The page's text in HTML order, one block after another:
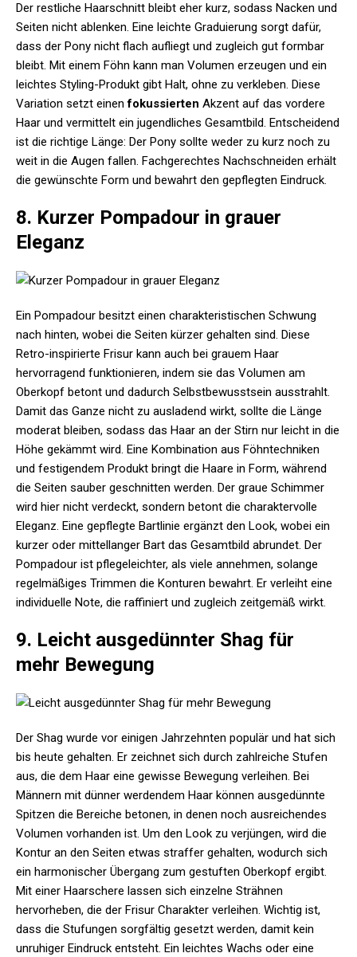
Der restliche Haarschnitt bleibt eher kurz, sodass Nacken und
Seiten nicht ablenken. Eine leichte Graduierung sorgt dafür,
dass der Pony nicht flach aufliegt und zugleich gut formbar
bleibt. Mit einem Föhn kann man Volumen erzeugen und ein
leichtes Styling-Produkt gibt Halt, ohne zu verkleben. Diese
Variation setzt einenfokussierten Akzent auf das vordere
Haar und vermittelt ein jugendliches Gesamtbild. Entscheidend
ist die richtige Länge: Der Pony sollte weder zu kurz noch zu
weit in die Augen fallen. Fachgerechtes Nachschneiden erhält
die gewünschte Form und bewahrt den gepflegten Eindruck.
8. Kurzer Pompadour in grauer
Eleganz
Ein Pompadour besitzt einen charakteristischen Schwung
nach hinten, wobei die Seiten kürzer gehalten sind. Diese
Retro-inspirierte Frisur kann auch bei grauem Haar
hervorragend funktionieren, indem sie das Volumen am
Oberkopf betont und dadurch Selbstbewusstsein ausstrahlt.
Damit das Ganze nicht zu ausladend wirkt, sollte die Länge
moderat bleiben, sodass das Haar an der Stirn nur leicht in die
Höhe gekämmt wird. Eine Kombination aus Föhntechniken
und festigendem Produkt bringt die Haare in Form, während
die Seiten sauber geschnitten werden. Der graue Schimmer
wird hier nicht verdeckt, sondern betont die charaktervolle
Eleganz. Eine gepflegte Bartlinie ergänzt den Look, wobei ein
kurzer oder mittellanger Bart das Gesamtbild abrundet. Der
Pompadour ist pflegeleichter, als viele annehmen, solange
regelmäßiges Trimmen die Konturen bewahrt. Er verleiht eine
individuelle Note, die raffiniert und zugleich zeitgemäß wirkt.
9. Leicht ausgedünnter Shag für
mehr Bewegung
Der Shag wurde vor einigen Jahrzehnten populär und hat sich
bis heute gehalten. Er zeichnet sich durch zahlreiche Stufen
aus, die dem Haar eine gewisse Bewegung verleihen. Bei
Männern mit dünner werdendem Haar können ausgedünnte
Spitzen die Bereiche betonen, in denen noch ausreichendes
Volumen vorhanden ist. Um den Look zu verjüngen, wird die
Kontur an den Seiten etwas straffer gehalten, wodurch sich
ein harmonischer Übergang zum gestuften Oberkopf ergibt.
Mit einer Haarschere lassen sich einzelne Strähnen
hervorheben, die der Frisur Charakter verleihen. Wichtig ist,
dass die Stufungen sorgfältig gesetzt werden, damit kein
unruhiger Eindruck entsteht. Ein leichtes Wachs oder eine